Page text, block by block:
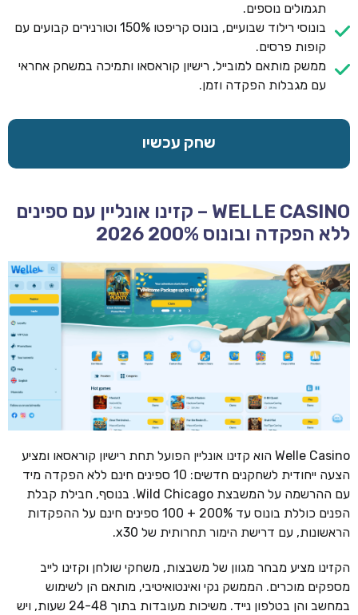
תגמולים נוספים.
בונוסי רילוד שבועיים, בונוס קריפטו 150% וטורנירים קבועים עם
קופות פרסים.
ממשק מותאם למובייל, רישיון קוראסאו ותמיכה במשחק אחראי
עם מגבלות הפקדה וזמן.
שחק עכשיו
WELLE CASINO – קזינו אונליין עם ספינים
ללא הפקדה ובונוס 200% 2026
Welle Casino הוא קזינו אונליין הפועל תחת רישיון קוראסאו ומציע
הצעה ייחודית לשחקנים חדשים: 10 ספינים חינם ללא הפקדה מיד
עם ההרשמה על המשבצת Wild Chicago. בנוסף, חבילת קבלת
הפנים כוללת בונוס עד 200% + 100 ספינים חינם על ההפקדות
הראשונות, עם דרישת הימור תחרותית של x30.
הקזינו מציע מבחר מגוון של משבצות, משחקי שולחן וקזינו לייב
מספקים מוכרים. הממשק נקי ואינטואיטיבי, מותאם הן לשימוש
במחשב והן בטלפון נייד. משיכות מעובדות בתוך 24-48 שעות, ויש